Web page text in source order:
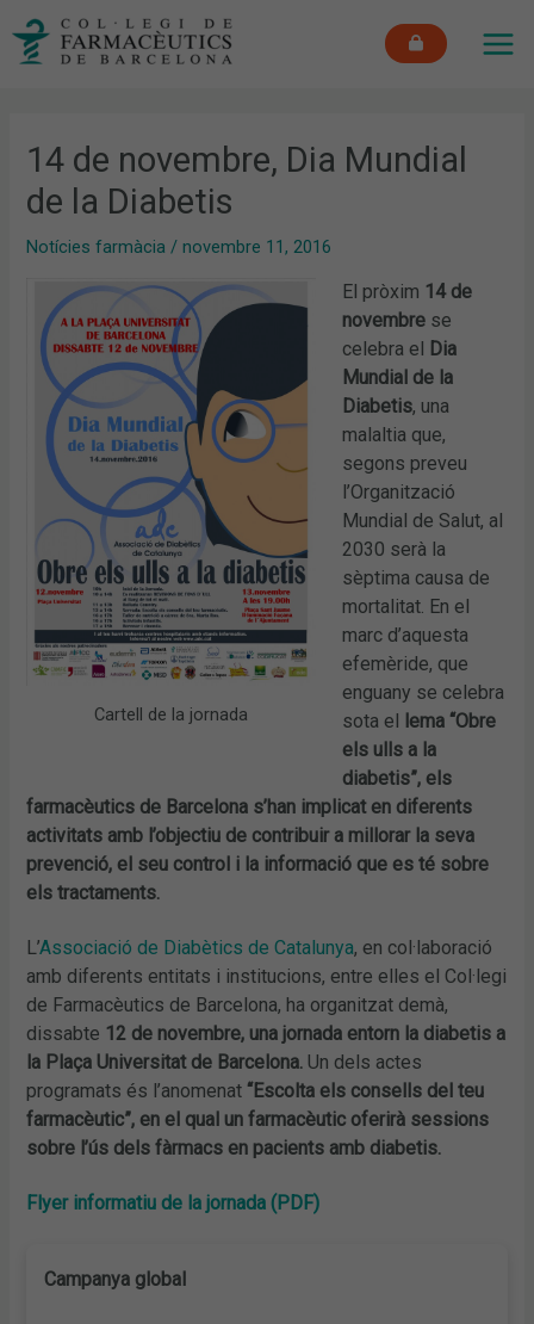
14 de novembre, Dia Mundial
de la Diabetis
Notícies farmàcia /novembre 11, 2016
Cartell de la jornada
El pròxim 14 de
novembre se
celebra el Dia
Mundial de la
Diabetis, una
malaltia que,
segons preveu
l’Organització
Mundial de Salut, al
2030 serà la
sèptima causa de
mortalitat. En el
marc d’aquesta
efemèride, que
enguany se celebra
sota el lema “Obre
els ulls a la
diabetis”, els
farmacèutics de Barcelona s’han implicat en diferents
activitats amb l’objectiu de contribuir a millorar la seva
prevenció, el seu control i la informació que es té sobre
els tractaments.
L’Associació de Diabètics de Catalunya, en col·laboració
amb diferents entitats i institucions, entre elles el Col·legi
de Farmacèutics de Barcelona, ha organitzat demà,
dissabte 12 de novembre, una jornada entorn la diabetis a
la Plaça Universitat de Barcelona. Un dels actes
programats és l’anomenat “Escolta els consells del teu
farmacèutic”, en el qual un farmacèutic oferirà sessions
sobre l’ús dels fàrmacs en pacients amb diabetis.
Flyer informatiu de la jornada (PDF)
Campanya global